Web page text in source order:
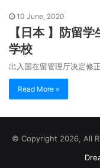
10 June, 2020
【日本 】防留
学校
出入国在留管理厅决定修
Read More »
© Copyright 2026, All